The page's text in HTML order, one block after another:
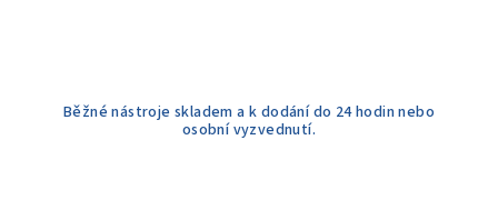
Běžné nástroje skladem a k dodání do 24 hodin nebo
osobní vyzvednutí.